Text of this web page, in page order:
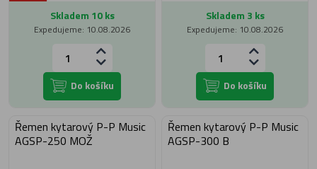
Skladem 10 ks
Expedujeme: 10.08.2026
Do košíku
Skladem 3 ks
Expedujeme: 10.08.2026
Do košíku
Řemen kytarový P-P Music
AGSP-250 MOŽ
Řemen kytarový P-P Music
AGSP-300 B